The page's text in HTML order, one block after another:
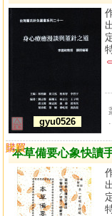
gyu0526
本草備要心象快讀
購買
比較